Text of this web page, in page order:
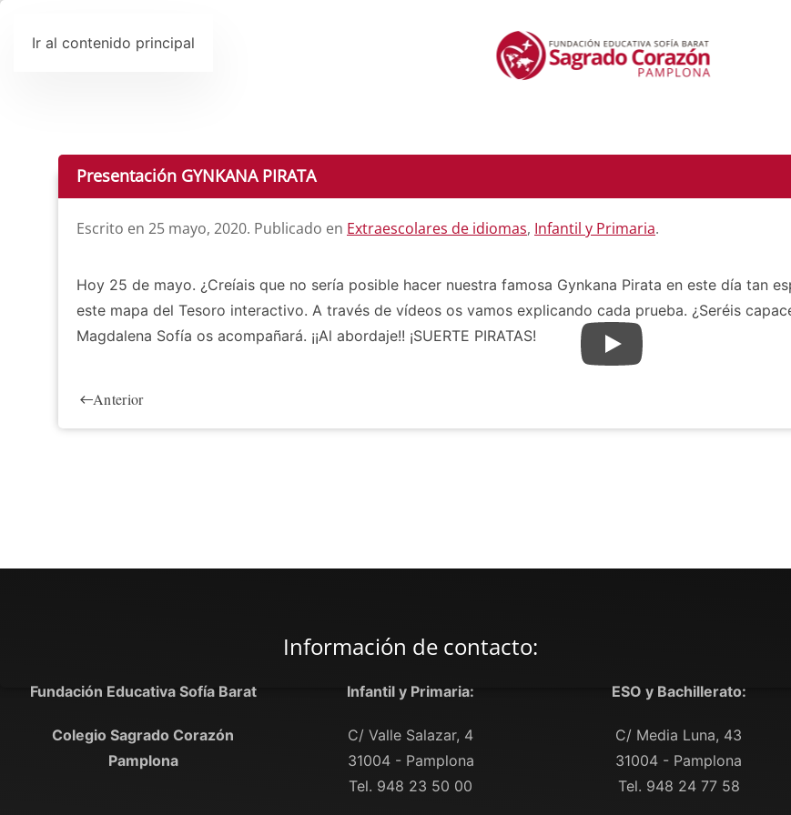
Ir al contenido principal
Presentación GYNKANA PIRATA
Escrito en 25 mayo, 2020. Publicado en Extraescolares de idiomas, Infantil y Primaria.
Hoy 25 de mayo. ¿Creíais que no sería posible hacer nuestra famosa Gynkana Pirata en este día tan
este mapa del Tesoro interactivo. A través de vídeos os vamos explicando cada prueba. ¿Seréis
Magdalena Sofía os acompañará. ¡¡Al abordaje!! ¡SUERTE PIRATAS!
Anterior
Información de contacto:
Fundación Educativa Sofía Barat
Colegio Sagrado Corazón
Pamplona
Infantil y Primaria:
C/ Valle Salazar, 4
31004 - Pamplona
Tel. 948 23 50 00
ESO y Bachillerato:
C/ Media Luna, 43
31004 - Pamplona
Tel. 948 24 77 58